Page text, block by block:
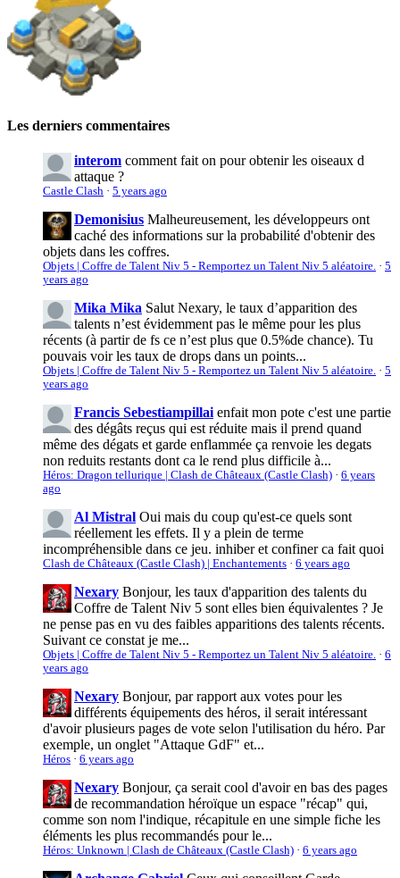
Les derniers commentaires
interom comment fait on pour obtenir les oiseaux d
attaque ?
Castle Clash · 5 years ago
Demonisius Malheureusement, les développeurs ont
caché des informations sur la probabilité d'obtenir des
objets dans les coffres.
Objets | Coffre de Talent Niv 5 - Remportez un Talent Niv 5 aléatoire. · 5
years ago
Mika Mika Salut Nexary, le taux d’apparition des
talents n’est évidemment pas le même pour les plus
récents (à partir de fs ce n’est plus que 0.5%de chance). Tu
pouvais voir les taux de drops dans un points...
Objets | Coffre de Talent Niv 5 - Remportez un Talent Niv 5 aléatoire. · 5
years ago
Francis Sebestiampillai enfait mon pote c'est une partie
des dégâts reçus qui est réduite mais il prend quand
même des dégats et garde enflammée ça renvoie les degats
non reduits restants dont ca le rend plus difficile à...
Héros: Dragon tellurique | Clash de Châteaux (Castle Clash) · 6 years
ago
Al Mistral Oui mais du coup qu'est-ce quels sont
réellement les effets. Il y a plein de terme
incompréhensible dans ce jeu. inhiber et confiner ca fait quoi
Clash de Châteaux (Castle Clash) | Enchantements · 6 years ago
Nexary Bonjour, les taux d'apparition des talents du
Coffre de Talent Niv 5 sont elles bien équivalentes ? Je
ne pense pas en vu des faibles apparitions des talents récents.
Suivant ce constat je me...
Objets | Coffre de Talent Niv 5 - Remportez un Talent Niv 5 aléatoire. · 6
years ago
Nexary Bonjour, par rapport aux votes pour les
différents équipements des héros, il serait intéressant
d'avoir plusieurs pages de vote selon l'utilisation du héro. Par
exemple, un onglet "Attaque GdF" et...
Héros · 6 years ago
Nexary Bonjour, ça serait cool d'avoir en bas des pages
de recommandation héroïque un espace "récap" qui,
comme son nom l'indique, récapitule en une simple fiche les
éléments les plus recommandés pour le...
Héros: Unknown | Clash de Châteaux (Castle Clash) · 6 years ago